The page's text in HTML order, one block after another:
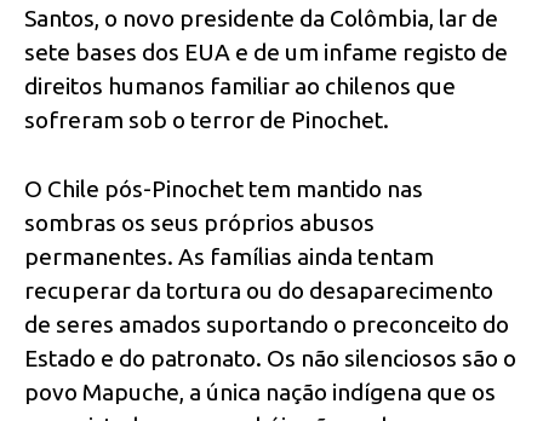
Santos, o novo presidente da Colômbia, lar de
sete bases dos EUA e de um infame registo de
direitos humanos familiar ao chilenos que
sofreram sob o terror de Pinochet.
O Chile pós-Pinochet tem mantido nas
sombras os seus próprios abusos
permanentes. As famílias ainda tentam
recuperar da tortura ou do desaparecimento
de seres amados suportando o preconceito do
Estado e do patronato. Os não silenciosos são o
povo Mapuche, a única nação indígena que os